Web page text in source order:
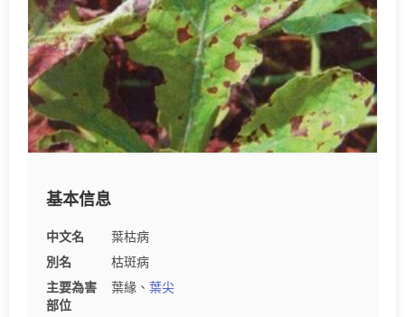
基本信息
中文名
葉枯病
別名
枯斑病
主要為害
部位
葉緣、 葉尖